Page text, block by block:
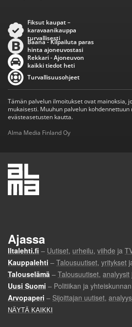
Fiksut kaupat –
karavaanikauppa
turvallisesti
Baana - Kilpailuta paras
hinta ajoneuvostasi
Rekkari - Ajoneuvon
kaikki tiedot heti
Turvallisuusohjeet
Tämän palvelun ilmoitukset ovat mainoksia,
mukaisesti. Muuhun palvelun
evästeasetusten kautta.
Alma Media Finland Oy